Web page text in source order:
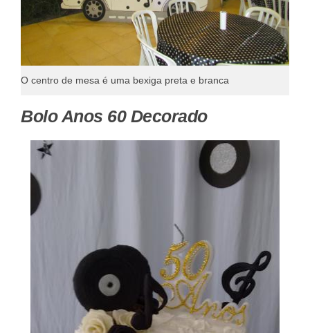
O centro de mesa é uma bexiga preta e branca
Bolo Anos 60 Decorado